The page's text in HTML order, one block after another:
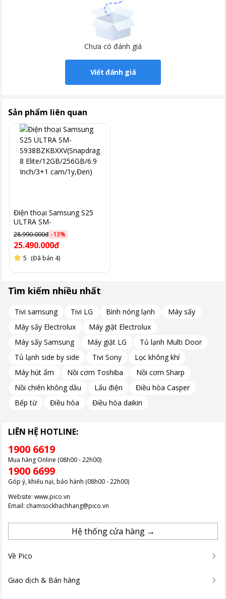
Chưa có đánh giá
Viết đánh giá
Sản phẩm liên quan
Điện thoại Samsung S25
ULTRA SM-
S938BZKBXXV(Snapdragon
8 Elite/12GB/256GB/6.9
Inch/3+1 cam/1y,Đen)
28.990.000đ -13%
25.490.000đ
5 (Đã bán 4)
Tìm kiếm nhiều nhất
Tivi samsung Tivi LG Bình nóng lạnh
Máy sấy
Máy sấy Electrolux
Máy giặt Electrolux
Máy sấy Samsung
Máy giặt LG
Tủ lạnh Multi Door
Tủ lạnh side by side
Tivi Sony
Lọc không khí
Máy hút ẩm
Nồi cơm Toshiba
Nồi cơm Sharp
Nồi chiên không dầu
Lẩu điện
Điều hòa Casper
Bếp từ
Điều hòa Điều hòa daikin
LIÊN HỆ HOTLINE:
1900 6619
Mua hàng Online (08h00 - 22h00)
1900 6699
Góp ý, khiếu nại, bảo hành (08h00 - 22h00)
Website: www.pico.vn
Email: chamsockhachhang@pico.vn
Hệ thống cửa hàng →
Về Pico
Giao dịch & Bán hàng